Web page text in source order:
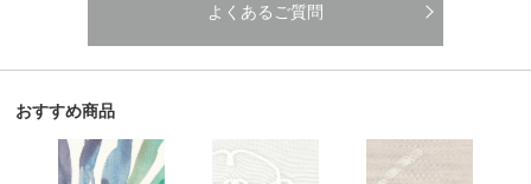
よくあるご質問
おすすめ商品